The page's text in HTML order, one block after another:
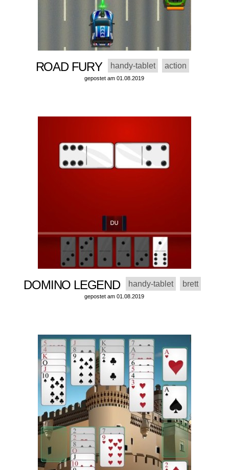
ROAD FURY handy-tablet action
gepostet am 01.08.2019
DOMINO LEGEND handy-tablet brett
gepostet am 01.08.2019